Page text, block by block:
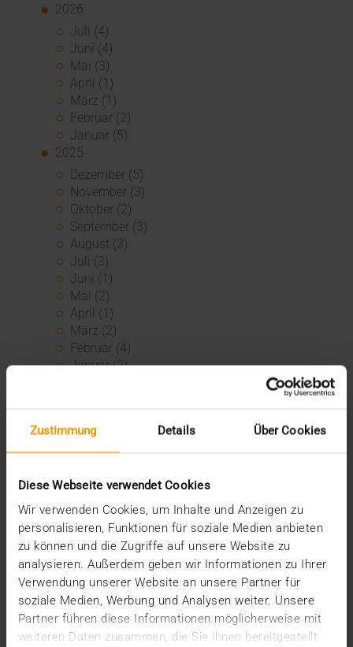
Zustimmung Details Über Cookies
Diese Webseite verwendet Cookies
Wir verwenden Cookies, um Inhalte und Anzeigen zu
personalisieren, Funktionen für soziale Medien anbieten
zu können und die Zugriffe auf unsere Website zu
analysieren. Außerdem geben wir Informationen zu Ihrer
Verwendung unserer Website an unsere Partner für
soziale Medien, Werbung und Analysen weiter. Unsere
Partner führen diese Informationen möglicherweise mit
weiteren Daten zusammen, die Sie ihnen bereitgestellt
2026
Juli (4)
Juni (4)
Mai (3)
April (1)
März (1)
Februar (2)
Januar (5)
2025
Dezember (5)
November (3)
Oktober (2)
September (3)
August (3)
Juli (3)
Juni (1)
Mai (2)
April (1)
März (2)
Februar (4)
Januar (2)
Oktober (3)
August (1)
Juni (3)
Mai (7)
April (4)
März (1)
Februar (3)
Januar (4)
2023
Dezember (5)
November (6)